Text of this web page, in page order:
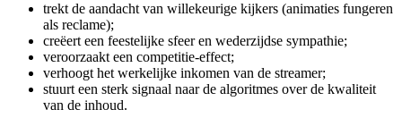
trekt de aandacht van willekeurige kijkers (animaties fungeren
als reclame);
creëert een feestelijke sfeer en wederzijdse sympathie;
veroorzaakt een competitie-effect;
verhoogt het werkelijke inkomen van de streamer;
stuurt een sterk signaal naar de algoritmes over de kwaliteit
van de inhoud.